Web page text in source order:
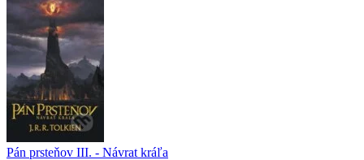
Pán prsteňov III. - Návrat kráľa